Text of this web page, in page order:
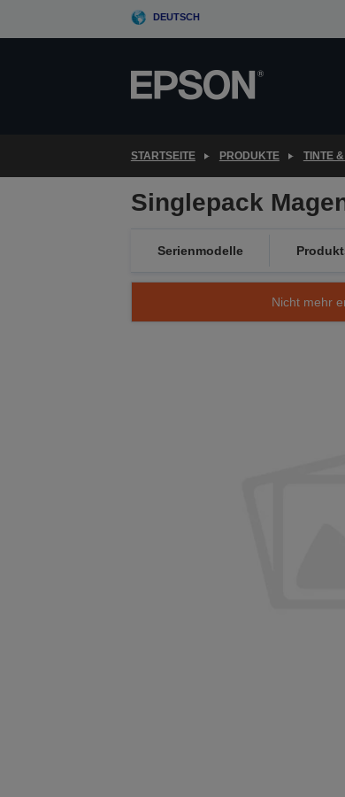
DEUTSCH
STARTSEITE PRODUKTE TINTE
Singlepack
Serienmodelle
Nicht mehr